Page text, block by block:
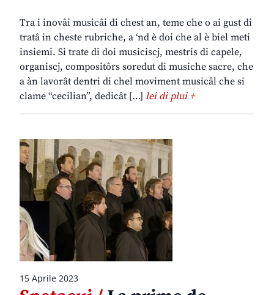
Tra i inovâi musicâi di chest an, teme che o ai gust di
tratâ in cheste rubriche, a ‘nd è doi che al è biel meti
insiemi. Si trate di doi musiciscj, mestris di capele,
organiscj, compositôrs soredut di musiche sacre, che
a àn lavorât dentri di chel moviment musicâl che si
clame “cecilian”, dedicât […] lei di plui +
15 Aprile 2023